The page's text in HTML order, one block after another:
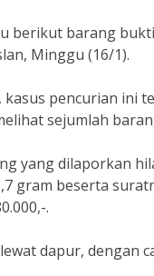
berikut barang
Minggu (16/1).
pencurian ini
sejumlah
yang dilaporkan
gram beserta
.
dapur, dengan